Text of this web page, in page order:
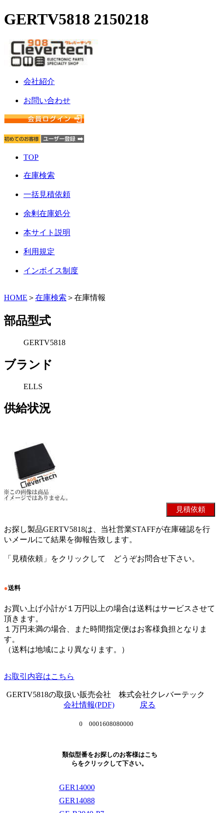
GERTV5818 2150218
会社紹介
お問い合わせ
TOP
在庫検索
一括見積依頼
余剰在庫処分
本サイト説明
利用規定
インボイス制度
HOME ＞ 在庫検索 ＞在庫情報
部品型式
GERTV5818
ブランド
ELLS
供給状況
お探し製品GERTV5818は、当社営業STAFFが在庫確認を行
いメールにて結果を御報告致します。
「見積依頼」をクリックして どうぞお問合せ下さい。
●送料
お買い上げ小計が１万円以上の場合は送料はサービスさせて
頂きます。
１万円未満の場合、また時間指定便はお客様負担となりま
す。
（送料は地域により異なります。）
お取引内容はこちら
GERTV5818の取扱い販売会社 株式会社クレバーテック
会社情報(PDF)
戻る
0 0001608080000
類似型番をお探しのお客様はこち
らをクリックして下さい。
GER14000
GER14088